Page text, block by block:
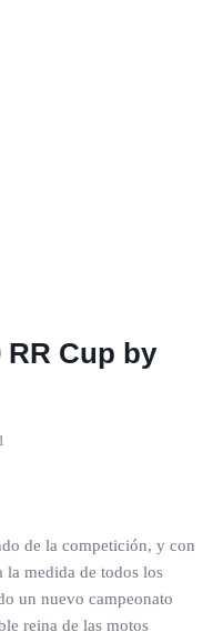
RR Cup by
de la competición, y con
la medida de todos los
un nuevo campeonato
reina de las motos